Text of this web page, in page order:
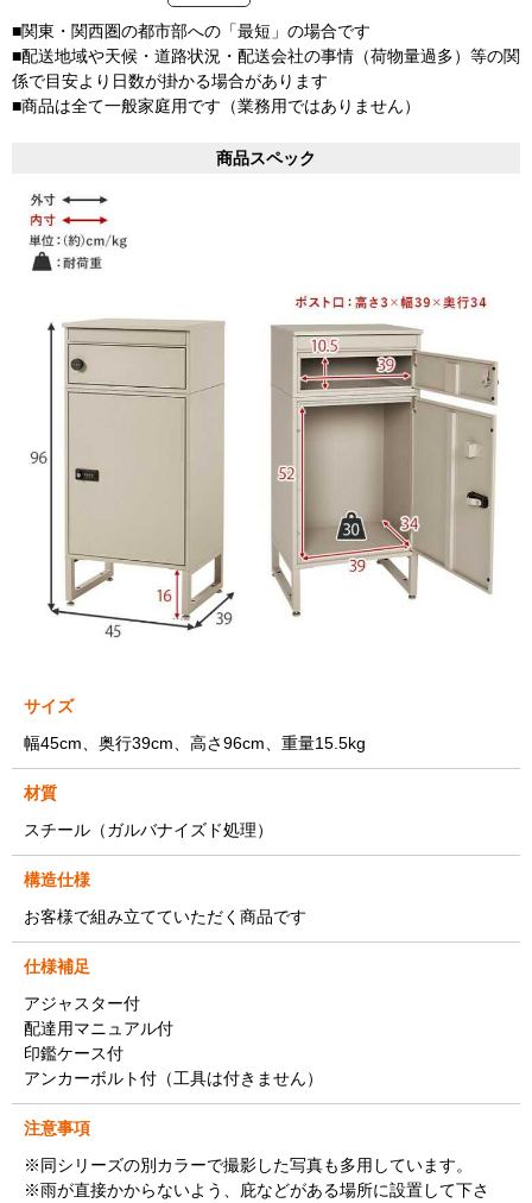
■関東・関西圏の都市部への「最短」の場合です
■配送地域や天候・道路状況・配送会社の事情（荷物量過多）等の関
係で目安より日数が掛かる場合があります
■商品は全て一般家庭用です（業務用ではありません）
商品スペック
サイズ
幅45cm、奥行39cm、高さ96cm、重量15.5kg
材質
スチール（ガルバナイズド処理）
構造仕様
お客様で組み立てていただく商品です
仕様補足
アジャスター付
配達用マニュアル付
印鑑ケース付
アンカーボルト付（工具は付きません）
注意事項
※同シリーズの別カラーで撮影した写真も多用しています。
※雨が直接かからないよう、庇などがある場所に設置して下さ